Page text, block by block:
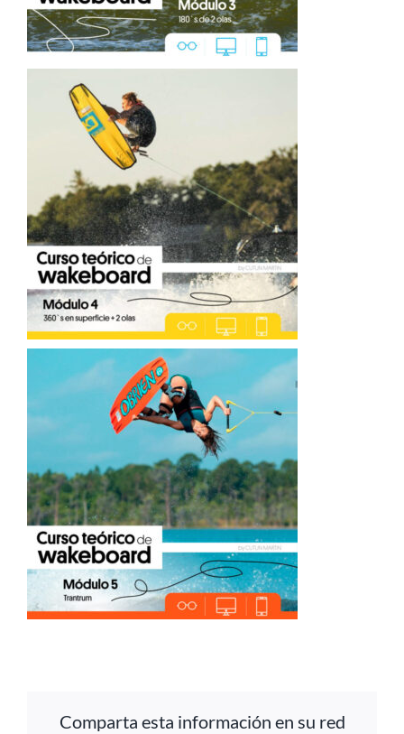
Comparta esta información en su red